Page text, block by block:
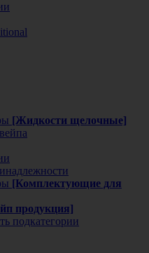
[Жидкости щелочные]
[Комплектующие для
продукция]
подкатегории